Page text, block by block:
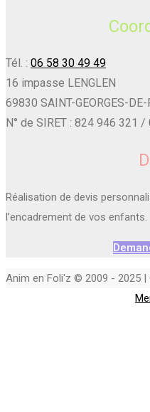
Tél. : 06 58 30 49 49
16 impasse LENGLEN
69830 SAINT-GEORGES-DE-
N° de SIRET : 824 946 321 /
Réalisation de devis
l’encadrement de vos enfants.
Anim en Foli'z © 2009 - 2025 |